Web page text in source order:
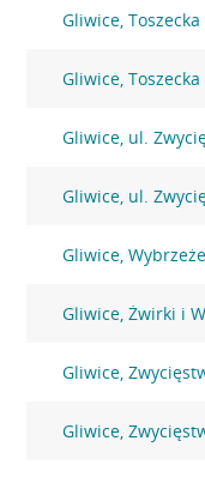
Gliwice, Toszecka
Gliwice, Toszecka
Gliwice, ul.
Gliwice, ul.
Gliwice,
Gliwice, Żwirki i
Gliwice,
Gliwice,